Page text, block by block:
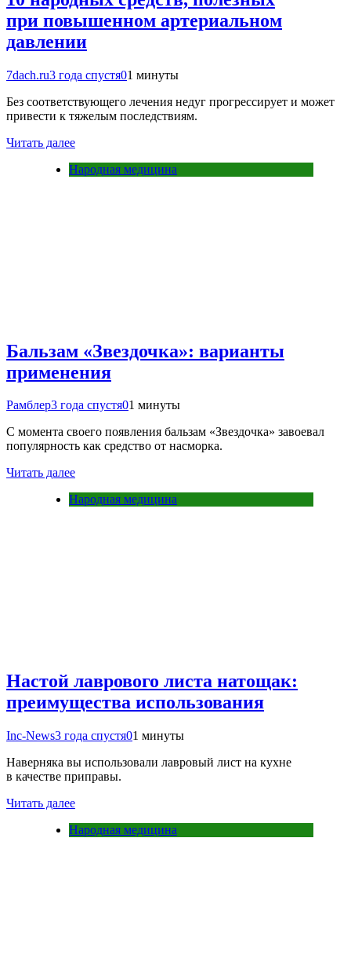
при повышенном артериальном
давлении
7dach.ru3 года спустя01 минуты
Без соответствующего лечения недуг прогрессирует и может
привести к тяжелым последствиям.
Читать далее
Народная медицина
Бальзам «Звездочка»: варианты
применения
Рамблер3 года спустя01 минуты
С момента своего появления бальзам «Звездочка» завоевал
популярность как средство от насморка.
Читать далее
Народная медицина
Настой лаврового листа натощак:
преимущества использования
Inc-News3 года спустя01 минуты
Наверняка вы использовали лавровый лист на кухне
в качестве приправы.
Читать далее
Народная медицина